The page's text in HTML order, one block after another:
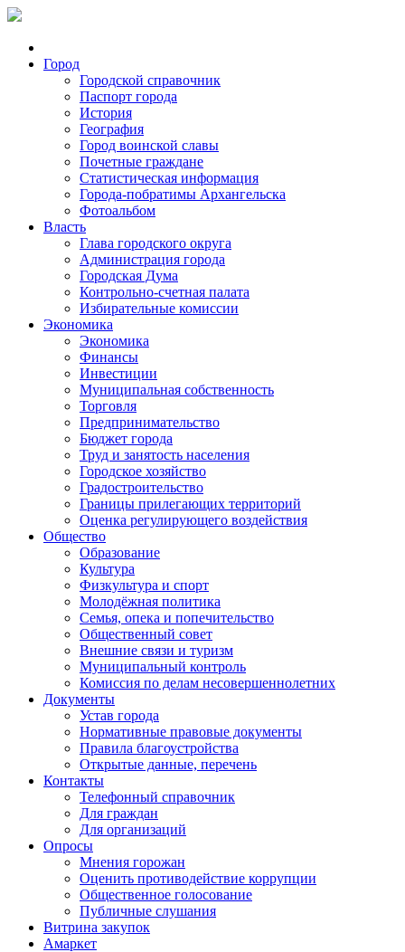
Город
Городской справочник
Паспорт города
История
География
Город воинской славы
Почетные граждане
Статистическая информация
Города-побратимы Архангельска
Фотоальбом
Власть
Глава городского округа
Администрация города
Городская Дума
Контрольно-счетная палата
Избирательные комиссии
Экономика
Экономика
Финансы
Инвестиции
Муниципальная собственность
Торговля
Предпринимательство
Бюджет города
Труд и занятость населения
Городское хозяйство
Градостроительство
Границы прилегающих территорий
Оценка регулирующего воздействия
Общество
Образование
Культура
Физкультура и спорт
Молодёжная политика
Семья, опека и попечительство
Общественный совет
Внешние связи и туризм
Муниципальный контроль
Комиссия по делам несовершеннолетних
Документы
Устав города
Нормативные правовые документы
Правила благоустройства
Открытые данные, перечень
Контакты
Телефонный справочник
Для граждан
Для организаций
Опросы
Мнения горожан
Оценить противодействие коррупции
Общественное голосование
Публичные слушания
Витрина закупок
Амаркет